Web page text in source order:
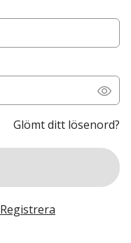
Glömt ditt lösenord?
Registrera